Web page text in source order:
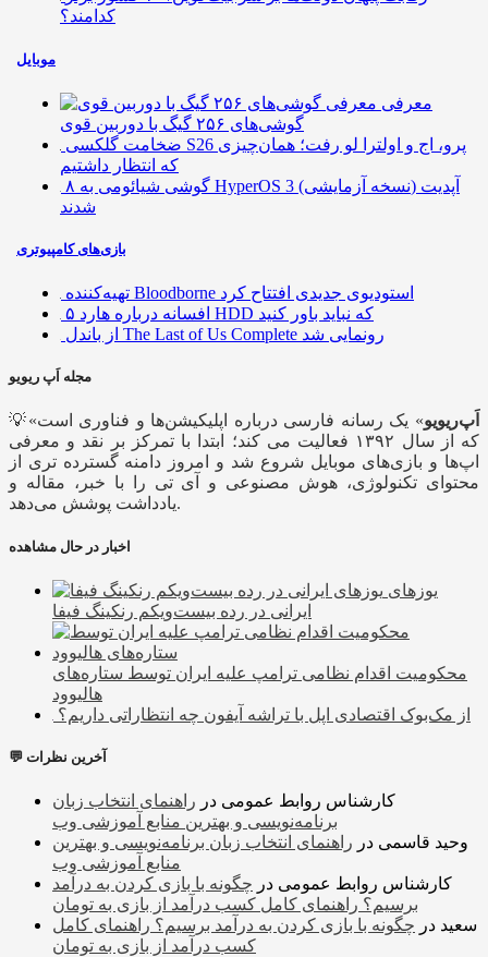
کدامند؟
موبایل
معرفی
گوشی‌های ۲۵۶ گیگ با دوربین قوی
ضخامت گلکسی S26 پرو، اج و اولترا لو رفت؛ همان‌چیزی
که انتظار داشتیم
۸ گوشی شیائومی به HyperOS 3 (نسخه آزمایشی) آپدیت
شدند
بازی‌های کامپیوتری
تهیه‌کننده Bloodborne استودیوی جدیدی افتتاح کرد
۵ افسانه درباره هارد HDD که نباید باور کنید
از باندل The Last of Us Complete رونمایی شد
مجله اَپ ریویو
💡« اَپ‌ریویو» یک رسانه فارسی درباره اپلیکیشن‌ها و فناوری است
که از سال ۱۳۹۲ فعالیت می کند؛ ابتدا با تمرکز بر نقد و معرفی
اپ‌ها و بازی‌های موبایل شروع شد و امروز دامنه گسترده تری از
محتوای تکنولوژی، هوش مصنوعی و آی تی را با خبر، مقاله و
یادداشت پوشش می‌دهد.
اخبار در حال مشاهده
یوز‌های
ایرانی در رده بیست‌ویکم رنکینگ فیفا
محکومیت اقدام نظامی ترامپ علیه ایران توسط ستاره‌های
هالیوود
از مک‌بوک اقتصادی اپل با تراشه آیفون چه انتظاراتی داریم؟
💬 آخرین نظرات
کارشناس روابط عمومی در راهنمای انتخاب زبان
برنامه‌نویسی و بهترین منابع آموزشی وب
وحید قاسمی در راهنمای انتخاب زبان برنامه‌نویسی و بهترین
منابع آموزشی وب
کارشناس روابط عمومی در چگونه با بازی کردن به درآمد
برسیم؟ راهنمای کامل کسب درآمد از بازی به تومان
سعید در چگونه با بازی کردن به درآمد برسیم؟ راهنمای کامل
کسب درآمد از بازی به تومان